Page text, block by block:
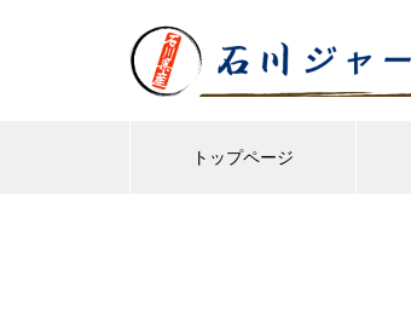
トップページ